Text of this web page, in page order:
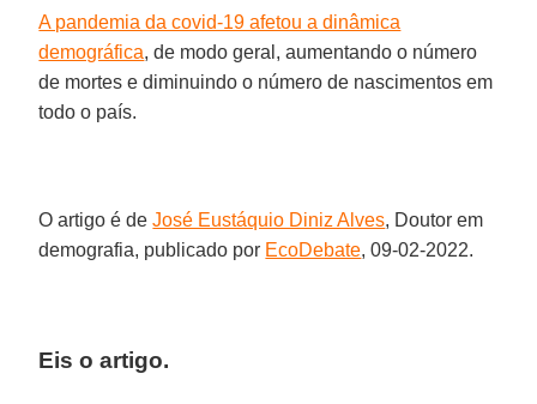
A pandemia da covid-19 afetou a dinâmica
demográfica, de modo geral, aumentando o número
de mortes e diminuindo o número de nascimentos em
todo o país.
O artigo é deJosé Eustáquio Diniz Alves, Doutor em
demografia, publicado por EcoDebate, 09-02-2022.
Eis o artigo.